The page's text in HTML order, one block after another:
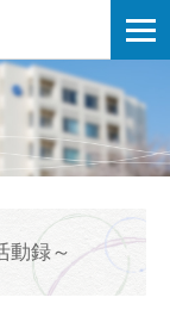
院 | 盛岡市自殺対策
動録～